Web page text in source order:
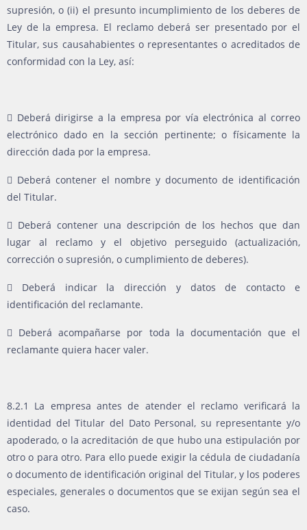
supresión, o (ii) el presunto incumplimiento de los deberes de
Ley de la empresa. El reclamo deberá ser presentado por el
Titular, sus causahabientes o representantes o acreditados de
conformidad con la Ley, así:
 Deberá dirigirse a la empresa por vía electrónica al correo
electrónico dado en la sección pertinente; o físicamente la
dirección dada por la empresa.
 Deberá contener el nombre y documento de identificación
del Titular.
 Deberá contener una descripción de los hechos que dan
lugar al reclamo y el objetivo perseguido (actualización,
corrección o supresión, o cumplimiento de deberes).
 Deberá indicar la dirección y datos de contacto e
identificación del reclamante.
 Deberá acompañarse por toda la documentación que el
reclamante quiera hacer valer.
8.2.1 La empresa antes de atender el reclamo verificará la
identidad del Titular del Dato Personal, su representante y/o
apoderado, o la acreditación de que hubo una estipulación por
otro o para otro. Para ello puede exigir la cédula de ciudadanía
o documento de identificación original del Titular, y los poderes
especiales, generales o documentos que se exijan según sea el
caso.